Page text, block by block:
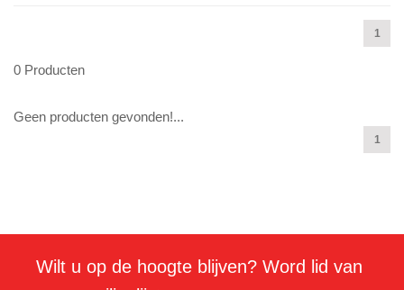
1
0 Producten
Geen producten gevonden!...
1
Wilt u op de hoogte blijven? Word lid van